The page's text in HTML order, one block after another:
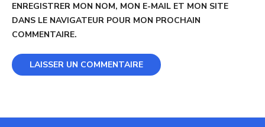
ENREGISTRER MON NOM, MON E-MAIL ET MON SITE
DANS LE NAVIGATEUR POUR MON PROCHAIN
COMMENTAIRE.